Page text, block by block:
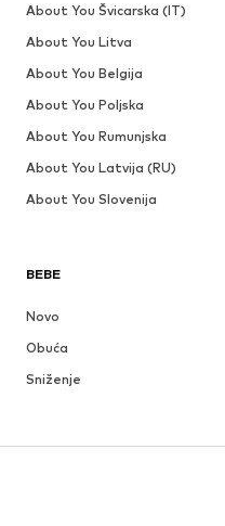
BEBE
Novo
Obuća
Sniženje
About You Švicarska (IT)
About You Litva
About You Belgija
About You Poljska
About You Rumunjska
About You Latvija (RU)
About You Slovenija